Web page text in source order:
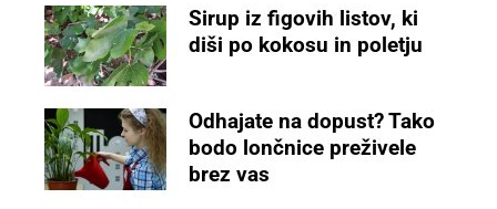
Sirup iz figovih listov, ki
diši po kokosu in poletju
Odhajate na dopust? Tako
bodo lončnice preživele
brez vas